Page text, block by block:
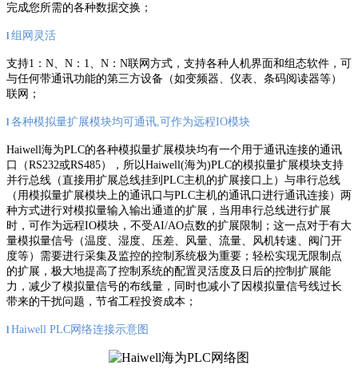
完成您所需的各种数据交换；
l 组网灵活
支持1：N、N：1、N：N联网方式，支持各种人机界面和组态软件，可
与任何带通讯功能的第三方设备（如变频器、仪表、条码阅读器等）
联网；
l 各种模拟量扩展模块均可通讯,可作为远程IO模块
Haiwell海为PLC的各种模拟量扩展模块均有一个用于通讯连接的通讯
口（RS232或RS485），所以Haiwell(海为)PLC的模拟量扩展模块支持
并行总线（直接用扩展总线挂到PLC主机的扩展接口上）与串行总线
（用模拟量扩展模块上的通讯口与PLC主机的通讯口进行通讯连接）两
种方式进行对模拟量输入输出通道的扩展，当用串行总线进行扩展
时，可作为远程IO模块，不受AI/AO点数的扩展限制；这一点对于有大
量模拟量信号（温度、湿度、压差、风量、流量、风机转速、阀门开
度等）需要进行采集及监控的控制系统极为重要；轻松实现无限制点
的扩展，极大地提高了控制系统的配置灵活度及日后的控制扩展能
力，减少了模拟量信号的布线量，同时也减小了因模拟量信号线过长
带来的干扰问题，节省工程投资成本；
l Haiwell PLC网络连接示意图